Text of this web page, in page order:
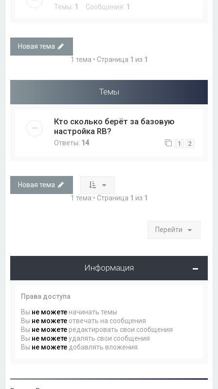
Темы: 1 Сообщения: 1
Новая тема
1 тема • Страница 1 из 1
Темы
Кто сколько берёт за базовую
настройка RB?
Ответы: 14 1 2
Новая тема
1 тема • Страница 1 из 1
Перейти
Информация
Права доступа
Вы не можете начинать темы
Вы не можете отвечать на сообщения
Вы не можете редактировать свои сообщения
Вы не можетеудалять свои сообщения
Вы не можете добавлять вложения